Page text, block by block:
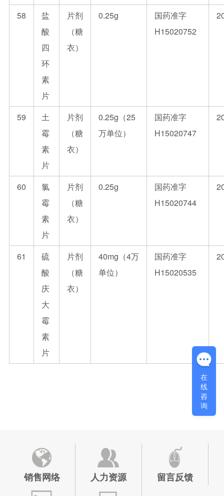
58
盐
酸
四
环
素
片
片剂
（糖
衣）
0.25g
国药准字
H15020752
59
土
霉
素
片
片剂
（糖
衣）
0.25g（25
万单位）
国药准字
H15020747
60
氯
霉
素
片
片剂
（糖
衣）
0.25g
国药准字
H15020744
61
硫
酸
庆
大
霉
素
片
片剂
（糖
衣）
40mg（4万
单位）
国药准字
H15020535
销售网络 人力资源 留言反馈
在
线
咨
询